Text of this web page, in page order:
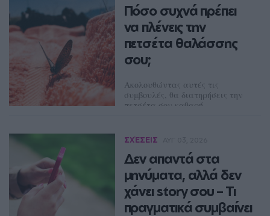
Πόσο συχνά πρέπει
να πλένεις την
πετσέτα θαλάσσης
σου;
Ακολουθώντας αυτές τις
συμβουλές, θα διατηρήσεις την
πετσέτα σου καθαρή
ΣΧΈΣΕΙΣ
Δεν απαντά στα
μηνύματα, αλλά δεν
χάνει story σου – Τι
πραγματικά συμβαίνει